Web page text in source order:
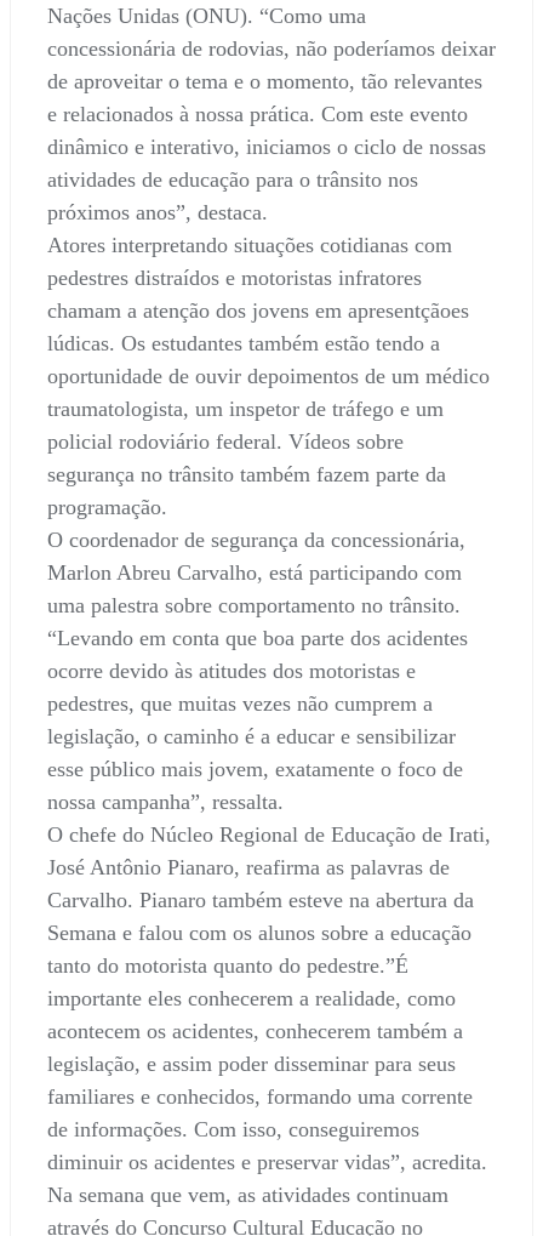
Nações Unidas (ONU). “Como uma
concessionária de rodovias, não poderíamos deixar
de aproveitar o tema e o momento, tão relevantes
e relacionados à nossa prática. Com este evento
dinâmico e interativo, iniciamos o ciclo de nossas
atividades de educação para o trânsito nos
próximos anos”, destaca.
Atores interpretando situações cotidianas com
pedestres distraídos e motoristas infratores
chamam a atenção dos jovens em apresentçãoes
lúdicas. Os estudantes também estão tendo a
oportunidade de ouvir depoimentos de um médico
traumatologista, um inspetor de tráfego e um
policial rodoviário federal. Vídeos sobre
segurança no trânsito também fazem parte da
programação.
O coordenador de segurança da concessionária,
Marlon Abreu Carvalho, está participando com
uma palestra sobre comportamento no trânsito.
“Levando em conta que boa parte dos acidentes
ocorre devido às atitudes dos motoristas e
pedestres, que muitas vezes não cumprem a
legislação, o caminho é a educar e sensibilizar
esse público mais jovem, exatamente o foco de
nossa campanha”, ressalta.
O chefe do Núcleo Regional de Educação de Irati,
José Antônio Pianaro, reafirma as palavras de
Carvalho. Pianaro também esteve na abertura da
Semana e falou com os alunos sobre a educação
tanto do motorista quanto do pedestre.”É
importante eles conhecerem a realidade, como
acontecem os acidentes, conhecerem também a
legislação, e assim poder disseminar para seus
familiares e conhecidos, formando uma corrente
de informações. Com isso, conseguiremos
diminuir os acidentes e preservar vidas”, acredita.
Na semana que vem, as atividades continuam
através do Concurso Cultural Educação no